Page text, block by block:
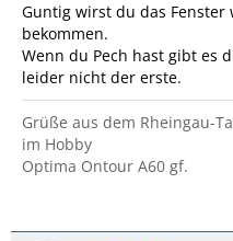
Guntig wirst du das
bekommen.
Wenn du Pech hast gibt es
leider nicht der erste.
Grüße aus dem Rheingau-
im Hobby
Optima Ontour A60 gf.